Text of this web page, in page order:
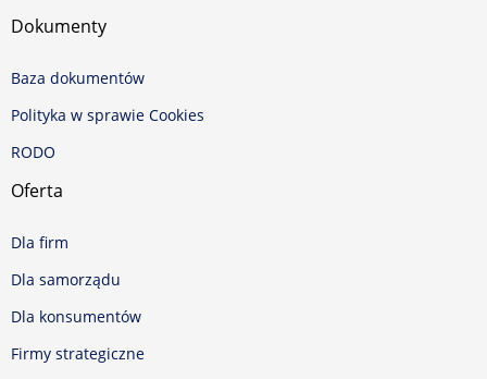
Dokumenty
Baza dokumentów
Polityka w sprawie Cookies
RODO
Oferta
Dla firm
Dla samorządu
Dla konsumentów
Firmy strategiczne